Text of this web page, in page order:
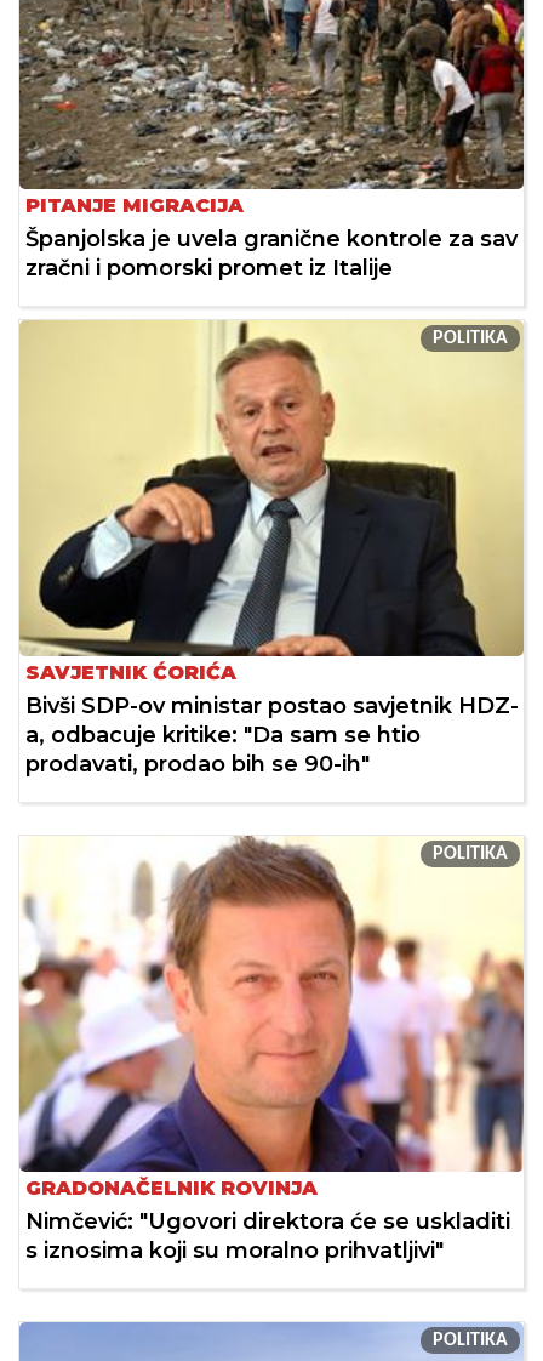
PITANJE MIGRACIJA
Španjolska je uvela granične kontrole za sav
zračni i pomorski promet iz Italije
POLITIKA
SAVJETNIK ĆORIĆA
Bivši SDP-ov ministar postao savjetnik HDZ-
a, odbacuje kritike: "Da sam se htio
prodavati, prodao bih se 90-ih"
POLITIKA
GRADONAČELNIK ROVINJA
Nimčević: "Ugovori direktora će se uskladiti
s iznosima koji su moralno prihvatljivi"
POLITIKA